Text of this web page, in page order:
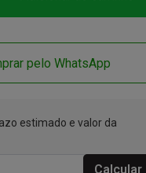
pelo WhatsApp
estimado e valor da